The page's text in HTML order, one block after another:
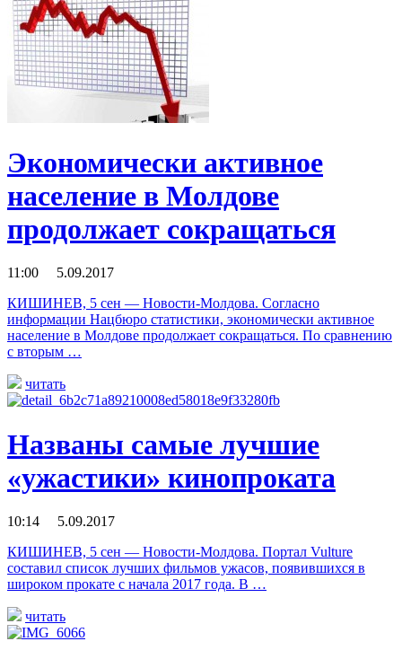
Экономически активное
население в Молдове
продолжает сокращаться
11:00 5.09.2017
КИШИНЕВ, 5 сен — Новости-Молдова. Согласно
информации Нацбюро статистики, экономически активное
население в Молдове продолжает сокращаться. По сравнению
с вторым …
читать
Названы самые лучшие
«ужастики» кинопроката
10:14 5.09.2017
КИШИНЕВ, 5 сен — Новости-Молдова. Портал Vulture
составил список лучших фильмов ужасов, появившихся в
широком прокате с начала 2017 года. В …
читать